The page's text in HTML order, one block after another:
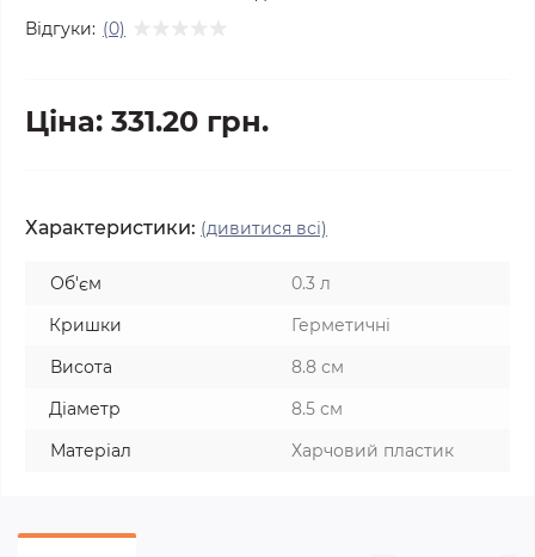
Відгуки: (0)
Ціна: 331.20 грн.
Характеристики: (дивитися всі)
Об'єм
0.3 л
Кришки
Герметичні
Висота
8.8 см
Діаметр
8.5 см
Матеріал
Харчовий пластик